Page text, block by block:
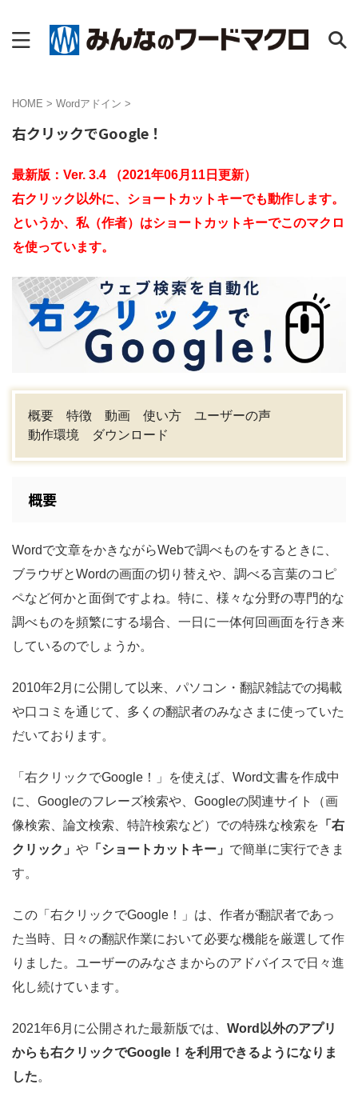
HOME > Wordアドイン >
右クリックでGoogle！
最新版：Ver. 3.4 （2021年06月11日更新）
右クリック以外に、ショートカットキーでも動作します。
というか、私（作者）はショートカットキーでこのマクロ
を使っています。
概要 特徴 動画 使い方
ユーザーの声
動作環境
ダウンロード
概要
Wordで文章をかきながらWebで調べものをするときに、
ブラウザとWordの画面の切り替えや、調べる言葉のコピ
ペなど何かと面倒ですよね。特に、様々な分野の専門的な
調べものを頻繁にする場合、一日に一体何回画面を行き来
しているのでしょうか。
2010年2月に公開して以来、パソコン・翻訳雑誌での掲載
や口コミを通じて、多くの翻訳者のみなさまに使っていた
だいております。
「右クリックでGoogle！」を使えば、Word文書を作成中
に、Googleのフレーズ検索や、Googleの関連サイト（画
像検索、論文検索、特許検索など）での特殊な検索を 「右
クリック」 や 「ショートカットキー」 で簡単に実行できま
す。
この「右クリックでGoogle！」は、作者が翻訳者であっ
た当時、日々の翻訳作業において必要な機能を厳選して作
りました。ユーザーのみなさまからのアドバイスで日々進
化し続けています。
2021年6月に公開された最新版では、 Word以外のアプリ
からも右クリックでGoogle！を利用できるようになりま
した。